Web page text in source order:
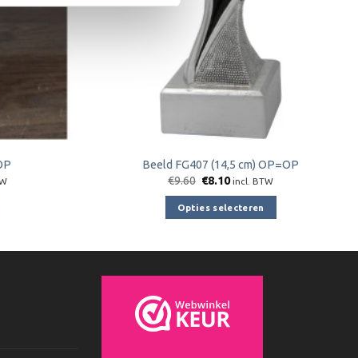
Beeld FG407 (14,5 cm) OP=OP
€9.60 Oorspronkelijke
€9.60.
€8.10Huidige
is:
€8.10.
incl. BTW
Opties selecteren
variaties.
Deze